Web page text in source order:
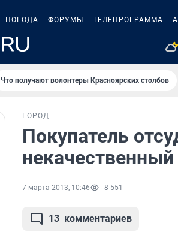
ПОГОДА ФОРУМЫ ТЕЛЕПРОГРАММА
Что получают волонтеры Красноярских столбов
ГОРОД
Покупатель
некачественный
7 марта 2013, 10:46 8 551
13 комментариев